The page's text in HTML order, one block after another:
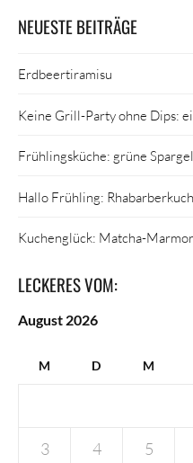
NEUESTE BEITRÄGE
Erdbeertiramisu
Keine Grill-Party ohne Dips:
Frühlingsküche: grüne
Hallo Frühling:
Kuchenglück: Matcha-
LECKERES VOM:
August 2026
M D M
3 4 5